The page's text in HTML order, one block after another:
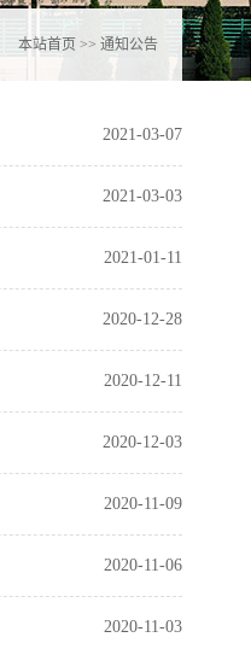
本站首页 >> 通知公告
2021-03-07
2021-03-03
2021-01-11
2020-12-28
2020-12-11
2020-12-03
2020-11-09
2020-11-06
2020-11-03